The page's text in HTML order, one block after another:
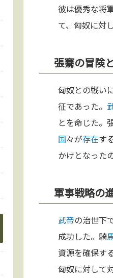
彼は優秀な将
て、匈奴に対
張騫の冒険
匈奴との戦い
征であった。
とを命じた。
国々が存在す
かけとなった
軍事戦略の
武帝の治世下
成功した。騎
資源を確保す
匈奴に対して